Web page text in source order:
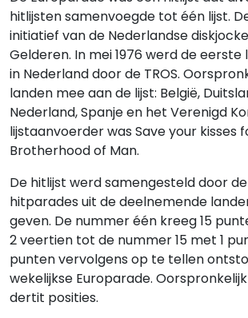
hitlijsten samenvoegde tot één lijst.
initiatief van de Nederlandse
Gelderen. In mei 1976 werd de eerste
in Nederland door de TROS.
landen mee aan de lijst: België,
Nederland, Spanje en het Verenigd
lijstaanvoerder was Save your kisses
Brotherhood of Man.
De hitlijst werd samengesteld door
hitparades uit de deelnemende
geven. De nummer één kreeg 15
2 veertien tot de nummer 15 met 1
punten vervolgens op te tellen
wekelijkse Europarade.
dertit posities.